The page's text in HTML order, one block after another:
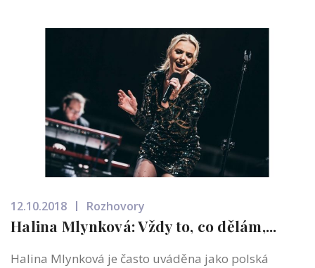
12.10.2018 Rozhovory
Halina Mlynková: Vždy to, co dělám,...
Halina Mlynková je často uváděna jako polská